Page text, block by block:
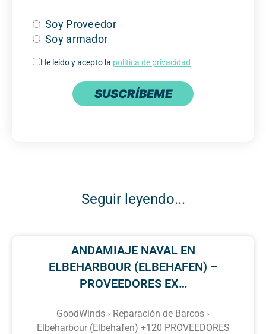
Soy Proveedor
Soy armador
He leído y acepto la política de privacidad
SUSCRÍBEME
Seguir leyendo...
ANDAMIAJE NAVAL EN
ELBEHARBOUR (ELBEHAFEN) –
PROVEEDORES EX…
GoodWinds › Reparación de Barcos ›
Elbeharbour (Elbehafen) +120 PROVEEDORES